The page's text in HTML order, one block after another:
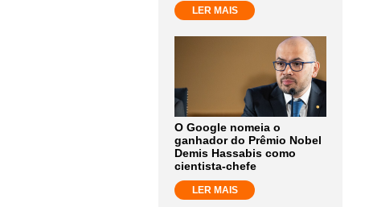
LER MAIS
O Google nomeia o
ganhador do Prêmio Nobel
Demis Hassabis como
cientista-chefe
LER MAIS